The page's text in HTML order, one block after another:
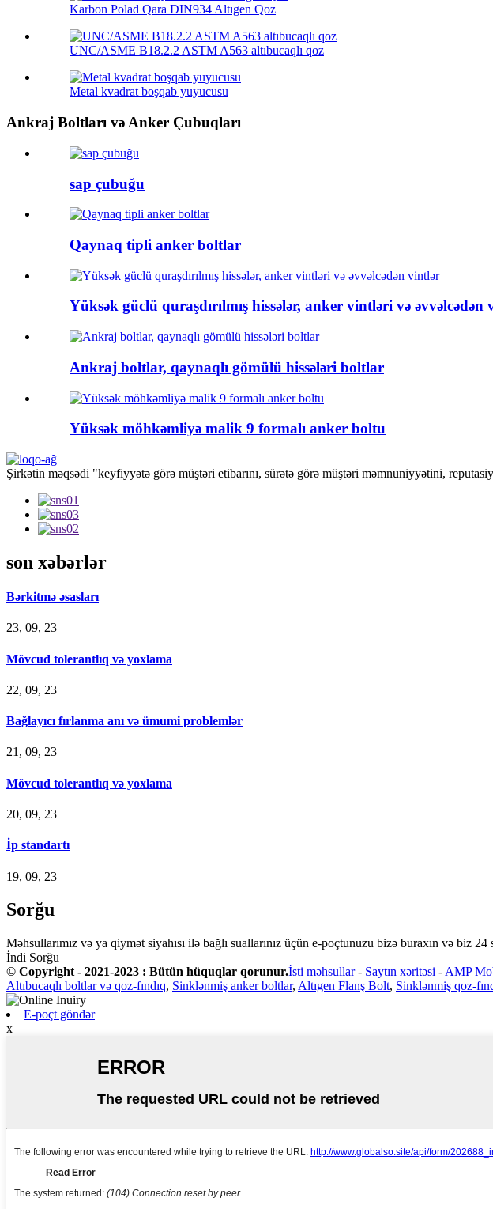
Karbon Polad Qara DIN934 Altıgen Qoz
UNC/ASME B18.2.2 ASTM A563 altıbucaqlı qoz
Metal kvadrat boşqab yuyucusu
Ankraj Boltları və Anker Çubuqları
sap çubuğu
Qaynaq tipli anker boltlar
Yüksək güclü quraşdırılmış hissələr, anker vintləri və əvvəlcədən
Ankraj boltlar, qaynaqlı gömülü hissələri boltlar
Yüksək möhkəmliyə malik 9 formalı anker boltu
Şirkətin məqsədi "keyfiyyətə görə müştəri etibarını, sürətə görə müştəri məmnuniyyətini,
son xəbərlər
Bərkitmə əsasları
23, 09, 23
Mövcud tolerantlıq və yoxlama
22, 09, 23
Bağlayıcı fırlanma anı və ümumi problemlər
21, 09, 23
Mövcud tolerantlıq və yoxlama
20, 09, 23
İp standartı
19, 09, 23
Sorğu
Məhsullarımız və ya qiymət siyahısı ilə bağlı suallarınız üçün e-poçtunuzu bizə buraxın və biz 24
İndi Sorğu
© Copyright - 2021-2023 : Bütün hüquqlar qorunur.İsti məhsullar- Saytın xəritəsi - AMP
Altıbucaqlı boltlar və qoz-fındıq, Sinklənmiş anker boltlar, Altıgen Flanş Bolt, Sinklənmiş qoz-
E-poçt göndər
x